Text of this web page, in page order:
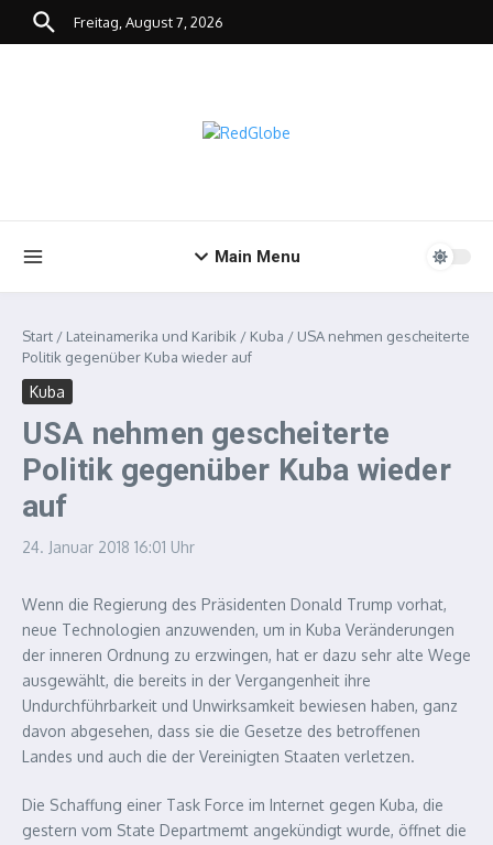
Zum Inhalt springen
Freitag, August 7, 2026
Main Menu
Start / Lateinamerika und Karibik / Kuba / USA nehmen gescheiterte
Politik gegenüber Kuba wieder auf
Kuba
USA nehmen gescheiterte
Politik gegenüber Kuba wieder
auf
24. Januar 2018 16:01 Uhr
Wenn die Regierung des Präsidenten Donald Trump vorhat,
neue Technologien anzuwenden, um in Kuba Veränderungen
der inneren Ordnung zu erzwingen, hat er dazu sehr alte Wege
ausgewählt, die bereits in der Vergangenheit ihre
Undurchführbarkeit und Unwirksamkeit bewiesen haben, ganz
davon abgesehen, dass sie die Gesetze des betroffenen
Landes und auch die der Vereinigten Staaten verletzen.
Die Schaffung einer Task Force im Internet gegen Kuba, die
gestern vom State Departmemt angekündigt wurde, öffnet die